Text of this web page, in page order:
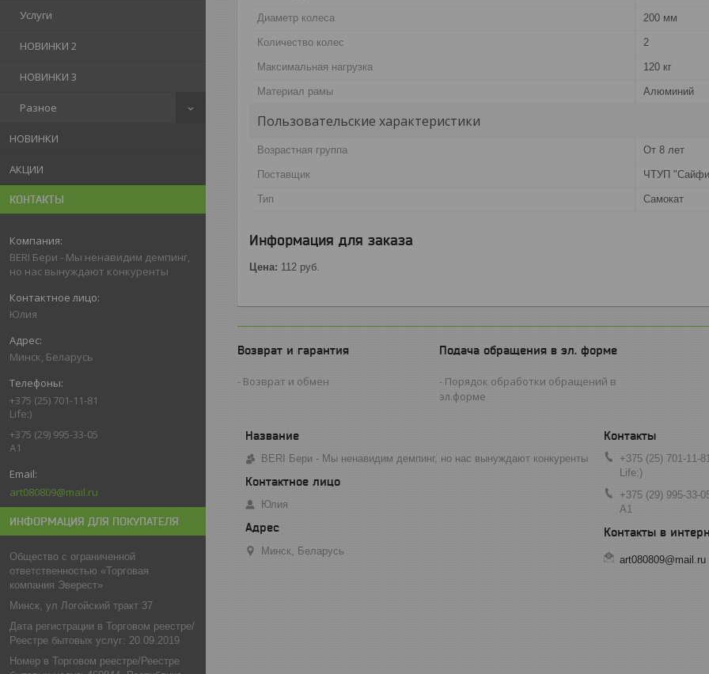
Услуги
НОВИНКИ 2
НОВИНКИ 3
Разное
НОВИНКИ
АКЦИИ
КОНТАКТЫ
BERI Бери - Мы ненавидим демпинг,
но нас вынуждают конкуренты
Юлия
Минск, Беларусь
+375 (25) 701-11-81
Life:)
+375 (29) 995-33-05
A1
art080809@mail.ru
ИНФОРМАЦИЯ ДЛЯ ПОКУПАТЕЛЯ
Общество с ограниченной
ответственностью «Торговая
компания Эверест»
Минск, ул Логойский тракт 37
Дата регистрации в Торговом реестре/
Реестре бытовых услуг: 20.09.2019
Номер в Торговом реестре/Реестре
Диаметр колеса 200 мм
Количество колес 2
Максимальная нагрузка 120 кг
Материал рамы Алюминий
Пользовательские характеристики
Возрастная группа От 8 лет
Поставщик ЧТУП "Сайфи
Тип Самокат
Информация для заказа
Цена: 112 руб.
Возврат и гарантия
Возврат и обмен
Подача обращения в эл. форме
Порядок обработки обращений в
эл.форме
BERI Бери - Мы ненавидим демпинг, но нас вынуждают конкуренты
Юлия
Минск, Беларусь
+375 (25) 701-11-81
Life:)
+375 (29) 995-33-
A1
art080809@mail.ru